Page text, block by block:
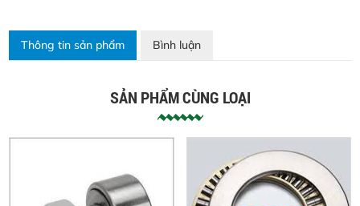
Thông tin sản phẩm Bình luận
SẢN PHẨM CÙNG LOẠI